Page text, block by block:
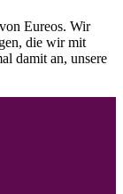
Eureos. Wir
die wir mit
damit an, unsere